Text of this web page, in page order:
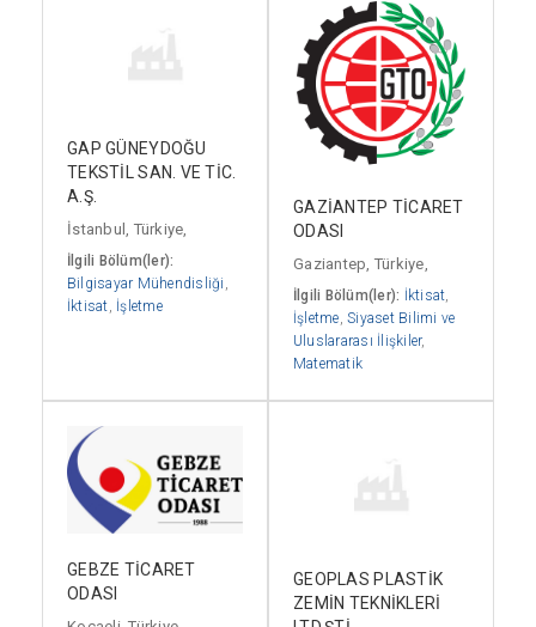
GAP GÜNEYDOĞU
TEKSTİL SAN. VE TİC.
A.Ş.
İstanbul, Türkiye,
İlgili Bölüm(ler):
Bilgisayar Mühendisliği ,
İktisat, İşletme
GAZİANTEP TİCARET
ODASI
Gaziantep, Türkiye,
İlgili Bölüm(ler): İktisat,
İşletme,Siyaset Bilimi ve
Uluslararası İlişkiler,
Matematik
GEBZE TİCARET
ODASI
GEOPLAS PLASTİK
ZEMİN TEKNİKLERİ